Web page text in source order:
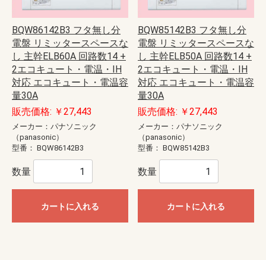
BQW86142B3 フタ無し分
電盤 リミッタースペースな
し 主幹ELB60A 回路数14 +
2エコキュート・電温・IH
対応 エコキュート・電温容
量30A
販売価格: ￥27,443
メーカー：パナソニック
（panasonic）
型番： BQW86142B3
数量
カートに入れる
BQW85142B3 フタ無し分
電盤 リミッタースペースな
し 主幹ELB50A 回路数14 +
2エコキュート・電温・IH
対応 エコキュート・電温容
量30A
販売価格: ￥27,443
メーカー：パナソニック
（panasonic）
型番： BQW85142B3
数量
カートに入れる